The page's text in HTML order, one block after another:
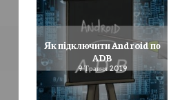
Як підключити Android по
ADB
9 Травня 2019